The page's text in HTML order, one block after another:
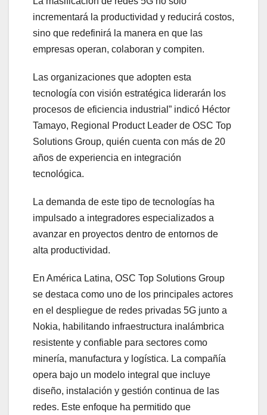
incrementará la productividad y reducirá costos,
sino que redefinirá la manera en que las
empresas operan, colaboran y compiten.
Las organizaciones que adopten esta
tecnología con visión estratégica liderarán los
procesos de eficiencia industrial” indicó Héctor
Tamayo, Regional Product Leader de OSC Top
Solutions Group, quién cuenta con más de 20
años de experiencia en integración
tecnológica.
La demanda de este tipo de tecnologías ha
impulsado a integradores especializados a
avanzar en proyectos dentro de entornos de
alta productividad.
En América Latina, OSC Top Solutions Group
se destaca como uno de los principales actores
en el despliegue de redes privadas 5G junto a
Nokia, habilitando infraestructura inalámbrica
resistente y confiable para sectores como
minería, manufactura y logística. La compañía
opera bajo un modelo integral que incluye
diseño, instalación y gestión continua de las
redes. Este enfoque ha permitido que